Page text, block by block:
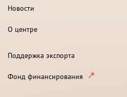
Новости
О центре
Поддержка экспорта
Фонд финансирования